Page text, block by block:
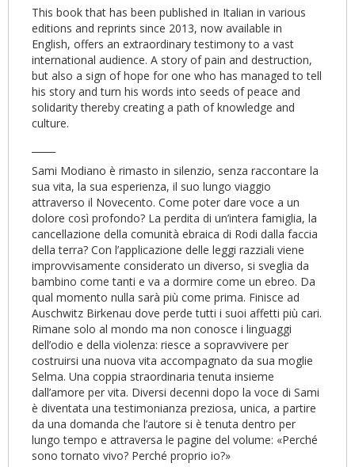
This book that has been published in Italian in various
editions and reprints since 2013, now available in
English, offers an extraordinary testimony to a vast
international audience. A story of pain and destruction,
but also a sign of hope for one who has managed to tell
his story and turn his words into seeds of peace and
solidarity thereby creating a path of knowledge and
culture.
Sami Modiano è rimasto in silenzio, senza raccontare la
sua vita, la sua esperienza, il suo lungo viaggio
attraverso il Novecento. Come poter dare voce a un
dolore così profondo? La perdita di un’intera famiglia, la
cancellazione della comunità ebraica di Rodi dalla faccia
della terra? Con l’applicazione delle leggi razziali viene
improvvisamente considerato un diverso, si sveglia da
bambino come tanti e va a dormire come un ebreo. Da
qual momento nulla sarà più come prima. Finisce ad
Auschwitz Birkenau dove perde tutti i suoi affetti più cari.
Rimane solo al mondo ma non conosce i linguaggi
dell’odio e della violenza: riesce a sopravvivere per
costruirsi una nuova vita accompagnato da sua moglie
Selma. Una coppia straordinaria tenuta insieme
dall’amore per vita. Diversi decenni dopo la voce di Sami
è diventata una testimonianza preziosa, unica, a partire
da una domanda che l’autore si è tenuta dentro per
lungo tempo e attraversa le pagine del volume: «Perché
sono tornato vivo? Perché proprio io?»